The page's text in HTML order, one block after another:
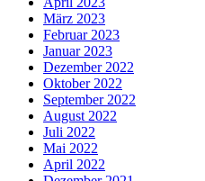
März 2023
Februar 2023
Januar 2023
Dezember 2022
Oktober 2022
September 2022
August 2022
Juli 2022
Mai 2022
April 2022